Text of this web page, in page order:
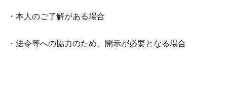
・本人のご了解がある場合
・法令等への協力のため、開示が必要となる場合